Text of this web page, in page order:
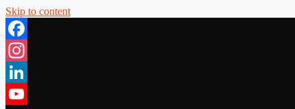
Skip to content
Facebook
Instagram
LinkedIn